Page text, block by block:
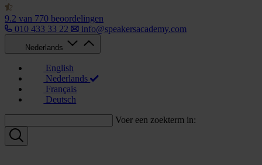
9.2 van 770 beoordelingen
010 433 33 22
info@speakersacademy.com
Nederlands
English
Nederlands
Français
Deutsch
Voer een zoekterm in: